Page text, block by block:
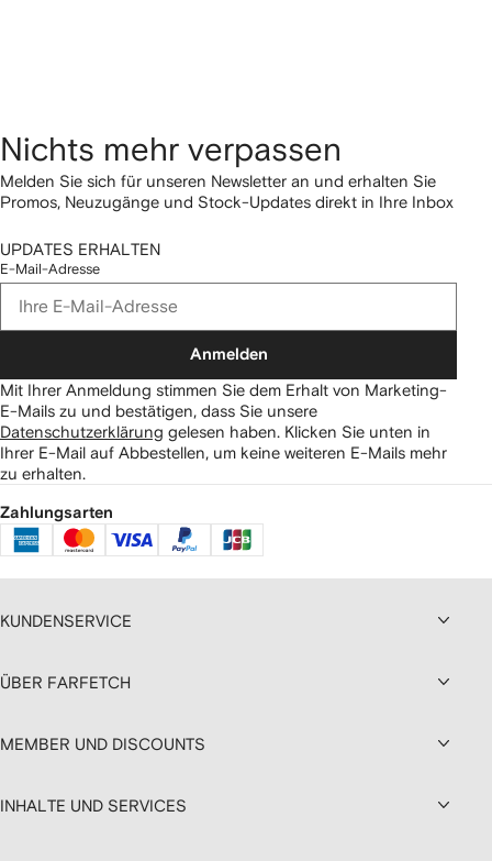
Nichts mehr verpassen
Melden Sie sich für unseren Newsletter an und erhalten Sie
Promos, Neuzugänge und Stock-Updates direkt in Ihre Inbox
UPDATES ERHALTEN
E-Mail-Adresse
Anmelden
Mit Ihrer Anmeldung stimmen Sie dem Erhalt von Marketing-
E-Mails zu und bestätigen, dass Sie unsere
Datenschutzerklärung gelesen haben. Klicken Sie unten in
Ihrer E-Mail auf Abbestellen, um keine weiteren E-Mails mehr
zu erhalten.
Zahlungsarten
KUNDENSERVICE
ÜBER FARFETCH
MEMBER UND DISCOUNTS
INHALTE UND SERVICES